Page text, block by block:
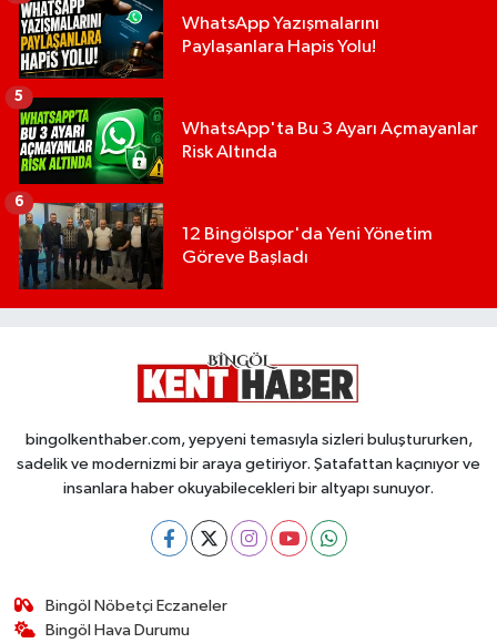
WhatsApp Yazışmalarını
Paylaşanlara Hapis Yolu!
WhatsApp'ta Bu 3 Ayarı Açmayanlar
Risk Altında
5
12 Bingölspor'da Yeni Yönetim
Göreve Başladı
6
bingolkenthaber.com, yepyeni temasıyla sizleri buluştururken,
sadelik ve modernizmi bir araya getiriyor. Şatafattan kaçınıyor ve
insanlara haber okuyabilecekleri bir altyapı sunuyor.
Bingöl Nöbetçi Eczaneler
Bingöl Hava Durumu